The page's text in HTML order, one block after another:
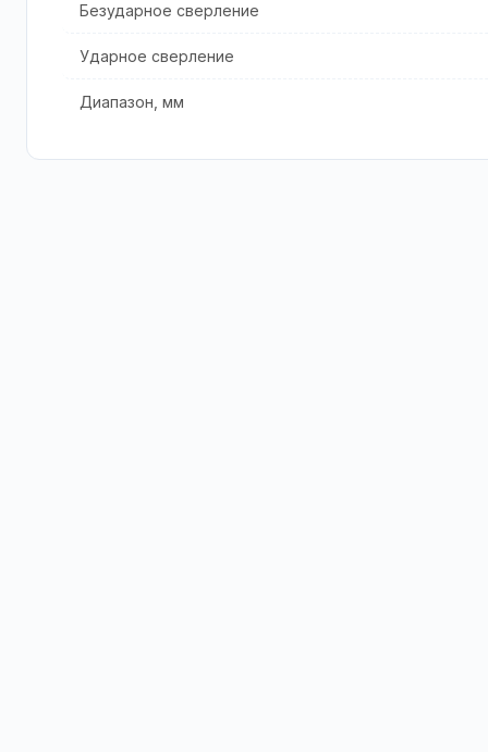
Безударное сверление
Ударное сверление
Диапазон, мм